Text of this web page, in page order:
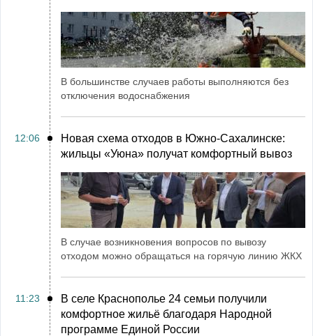
В большинстве случаев работы выполняются без
отключения водоснабжения
12:06
Новая схема отходов в Южно-Сахалинске:
жильцы «Уюна» получат комфортный вывоз
В случае возникновения вопросов по вывозу
отходом можно обращаться на горячую линию ЖКХ
11:23
В селе Краснополье 24 семьи получили
комфортное жильё благодаря Народной
программе Единой России